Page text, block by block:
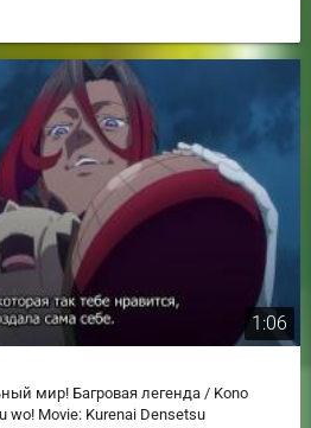
1:06
мир! Багровая легенда / Kono
wo! Movie: Kurenai Densetsu